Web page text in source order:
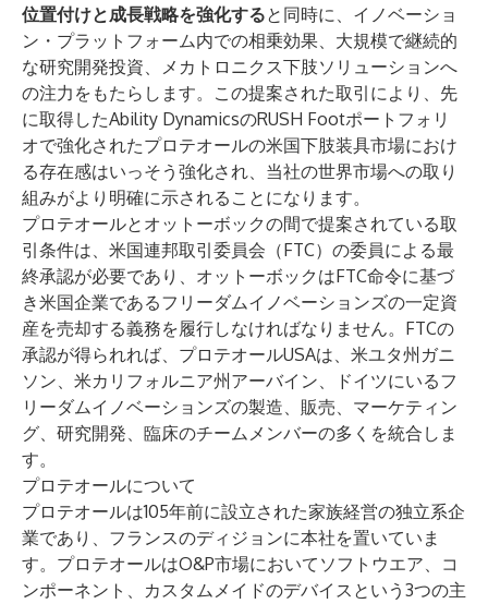
位置付けと成長戦略を強化すると同時に、イノベーショ
ン・プラットフォーム内での相乗効果、大規模で継続的
な研究開発投資、メカトロニクス下肢ソリューションへ
の注力をもたらします。この提案された取引により、先
に取得したAbility DynamicsのRUSH Footポートフォリ
オで強化されたプロテオールの米国下肢装具市場におけ
る存在感はいっそう強化され、当社の世界市場への取り
組みがより明確に示されることになります。
プロテオールとオットーボックの間で提案されている取
引条件は、米国連邦取引委員会（FTC）の委員による最
終承認が必要であり、オットーボックはFTC命令に基づ
き米国企業であるフリーダムイノベーションズの一定資
産を売却する義務を履行しなければなりません。FTCの
承認が得られれば、プロテオールUSAは、米ユタ州ガニ
ソン、米カリフォルニア州アーバイン、ドイツにいるフ
リーダムイノベーションズの製造、販売、マーケティン
グ、研究開発、臨床のチームメンバーの多くを統合しま
す。
プロテオールについて
プロテオールは105年前に設立された家族経営の独立系企
業であり、フランスのディジョンに本社を置いていま
す。プロテオールはO&P市場においてソフトウエア、コ
ンポーネント、カスタムメイドのデバイスという3つの主